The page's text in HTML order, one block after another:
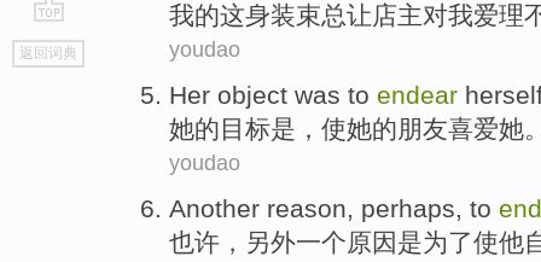
go
top
返回词典
我的这身装束总让店主对我爱理
youdao
Her object was to endear
她的目标是 ，使她的朋友喜爱她
youdao
Another reason, perhaps, to
也许 ， 另外一个原因是为了使他